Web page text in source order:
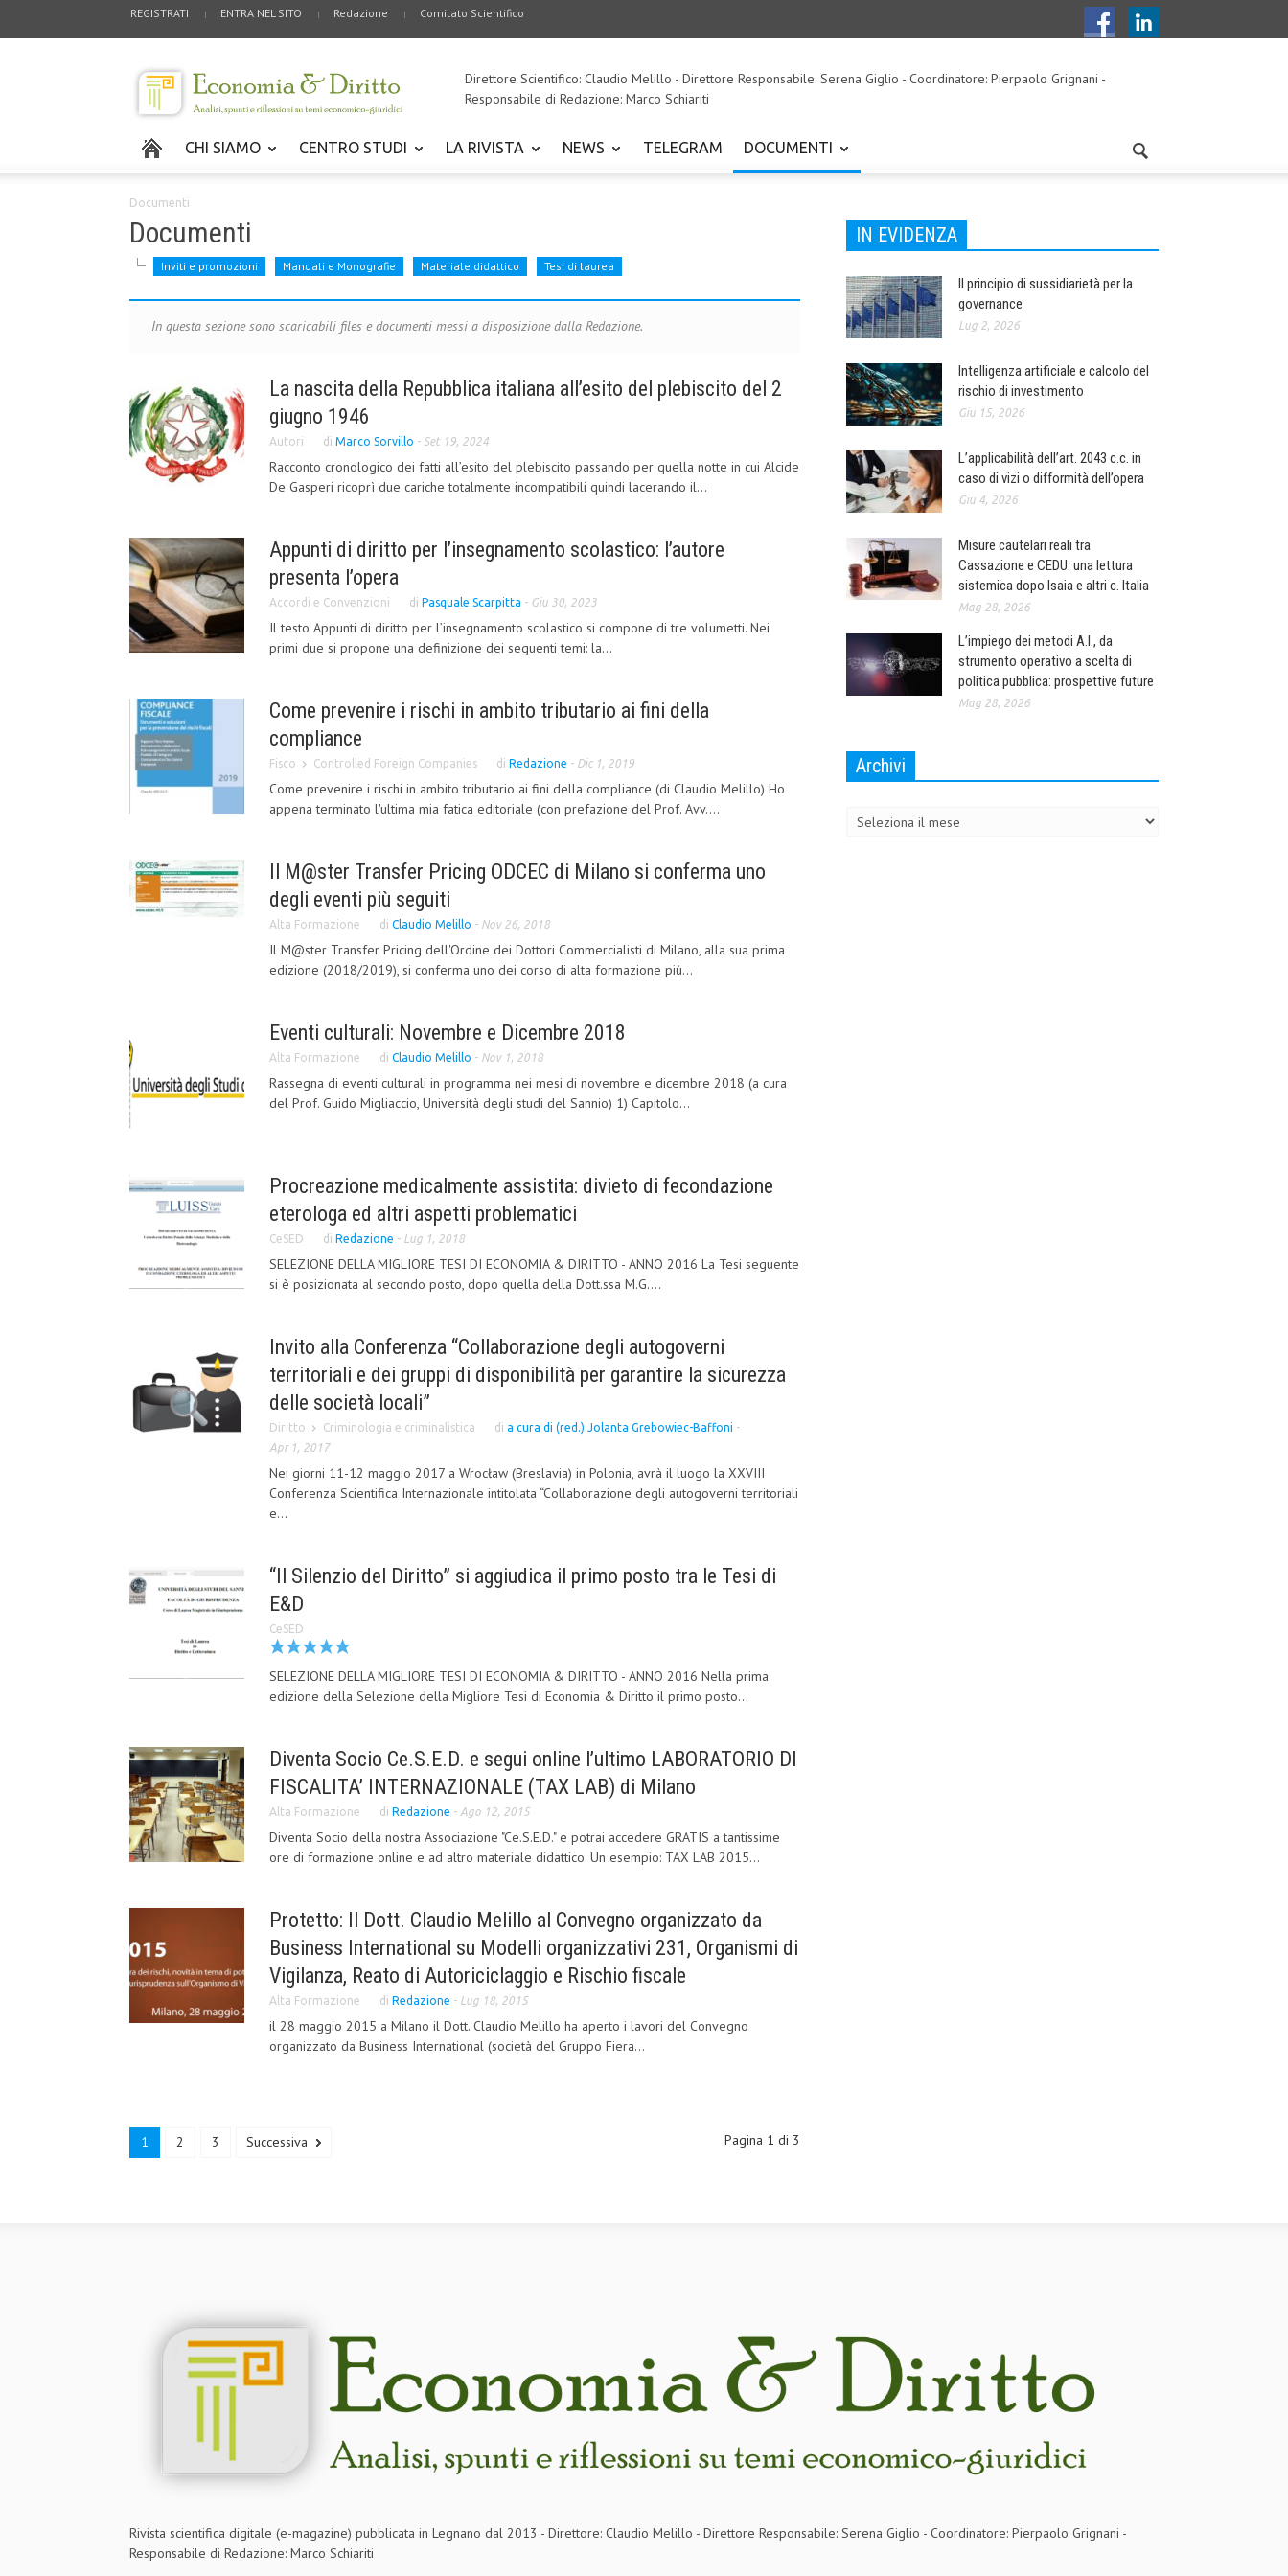
REGISTRATI ENTRA NEL SITO Redazione Comitato Scientifico
Direttore Scientifico: Claudio Melillo - Direttore Responsabile: Serena Giglio - Coordinatore: Pierpaolo Grignani -
Responsabile di Redazione: Marco Schiariti
CHI SIAMO CENTRO STUDI LA RIVISTA NEWS TELEGRAM DOCUMENTI
Documenti
Documenti
Inviti e promozioni Manuali e Monografie Materiale didattico Tesi di laurea
In questa sezione sono scaricabili files e documenti messi a disposizione dalla Redazione.
La nascita della Repubblica italiana all’esito del plebiscito del 2
giugno 1946
Autori di Marco Sorvillo - Set 19, 2024
Racconto cronologico dei fatti all’esito del plebiscito passando per quella notte in cui Alcide
De Gasperi ricoprì due cariche totalmente incompatibili quindi lacerando il...
Appunti di diritto per l’insegnamento scolastico: l’autore
presenta l’opera
Accordi e Convenzioni di Pasquale Scarpitta - Giu 30, 2023
Il testo Appunti di diritto per l’insegnamento scolastico si compone di tre volumetti. Nei
primi due si propone una definizione dei seguenti temi: la...
Come prevenire i rischi in ambito tributario ai fini della
compliance
Fisco Controlled Foreign Companies di Redazione - Dic 1, 2019
Come prevenire i rischi in ambito tributario ai fini della compliance (di Claudio Melillo) Ho
appena terminato l'ultima mia fatica editoriale (con prefazione del Prof. Avv....
Il M@ster Transfer Pricing ODCEC di Milano si conferma uno
degli eventi più seguiti
Alta Formazione di Claudio Melillo - Nov 26, 2018
Il M@ster Transfer Pricing dell'Ordine dei Dottori Commercialisti di Milano, alla sua prima
edizione (2018/2019), si conferma uno dei corso di alta formazione più...
Eventi culturali: Novembre e Dicembre 2018
Alta Formazione di Claudio Melillo - Nov 1, 2018
Rassegna di eventi culturali in programma nei mesi di novembre e dicembre 2018 (a cura
del Prof. Guido Migliaccio, Università degli studi del Sannio) 1) Capitolo...
Procreazione medicalmente assistita: divieto di fecondazione
eterologa ed altri aspetti problematici
CeSED di Redazione - Lug 1, 2018
SELEZIONE DELLA MIGLIORE TESI DI ECONOMIA & DIRITTO - ANNO 2016 La Tesi seguente
si è posizionata al secondo posto, dopo quella della Dott.ssa M.G....
Invito alla Conferenza “Collaborazione degli autogoverni
territoriali e dei gruppi di disponibilità per garantire la sicurezza
delle società locali”
Diritto Criminologia e criminalistica di a cura di (red.) Jolanta Grebowiec-Baffoni -
Apr 1, 2017
Nei giorni 11-12 maggio 2017 a Wrocław (Breslavia) in Polonia, avrà il luogo la XXVIII
Conferenza Scientifica Internazionale intitolata “Collaborazione degli autogoverni territoriali
e...
“Il Silenzio del Diritto” si aggiudica il primo posto tra le Tesi di
E&D
CeSED
SELEZIONE DELLA MIGLIORE TESI DI ECONOMIA & DIRITTO - ANNO 2016 Nella prima
edizione della Selezione della Migliore Tesi di Economia & Diritto il primo posto...
Diventa Socio Ce.S.E.D. e segui online l’ultimo LABORATORIO DI
FISCALITA’ INTERNAZIONALE (TAX LAB) di Milano
Alta Formazione di Redazione - Ago 12, 2015
Diventa Socio della nostra Associazione "Ce.S.E.D." e potrai accedere GRATIS a tantissime
ore di formazione online e ad altro materiale didattico. Un esempio: TAX LAB 2015...
Protetto: Il Dott. Claudio Melillo al Convegno organizzato da
Business International su Modelli organizzativi 231, Organismi di
Vigilanza, Reato di Autoriciclaggio e Rischio fiscale
Alta Formazione di Redazione - Lug 18, 2015
il 28 maggio 2015 a Milano il Dott. Claudio Melillo ha aperto i lavori del Convegno
organizzato da Business International (società del Gruppo Fiera...
1 2 3 Successiva Pagina 1 di 3
IN EVIDENZA
Il principio di sussidiarietà per la
governance
Lug 2, 2026
Intelligenza artificiale e calcolo del
rischio di investimento
Giu 15, 2026
L’applicabilità dell’art. 2043 c.c. in
caso di vizi o difformità dell’opera
Giu 4, 2026
Misure cautelari reali tra
Cassazione e CEDU: una lettura
sistemica dopo Isaia e altri c. Italia
Mag 28, 2026
L’impiego dei metodi A.I., da
strumento operativo a scelta di
politica pubblica: prospettive future
Mag 28, 2026
Archivi
Rivista scientifica digitale (e-magazine) pubblicata in Legnano dal 2013 - Direttore: Claudio Melillo - Direttore Responsabile: Serena Giglio - Coordinatore: Pierpaolo Grignani -
Responsabile di Redazione: Marco Schiariti